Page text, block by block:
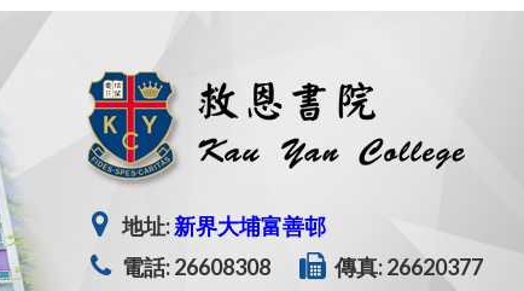
地址:新界大埔富善邨
電話: 26608308
傳真: 26620377